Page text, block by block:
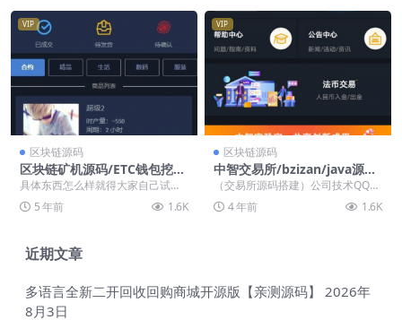
VIP
区块链源码
区块链矿机源码/ETC钱包挖矿
源码/带交易市场/带教程
具体东西怎么样就得大家自己试下
了，大概功能如下： 1，创业众筹
模式，其它矿机源码...
5 年前 1.6K
VIP
区块链源码
中智交易所/bzizan/java源码/
带详细说明
（交易所源码搭建）公司技术QQ：
34401713，最新版源码 好友分享
的版本，看...
4 年前 1.6K
近期文章
多语言全新二开回收回购商城开源版【亲测源码】
2026年
8月3日